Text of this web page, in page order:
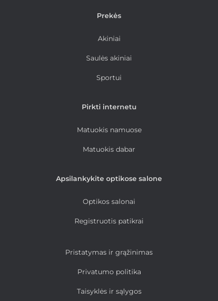
Prekės
Akiniai
Saulės akiniai
Sportui
Pirkti internetu
Matuokis namuose
Matuokis dabar
Apsilankykite optikose salone
Optikos salonai
Registruotis patikrai
Pristatymas ir grąžinimas
Privatumo politika
Taisyklės ir sąlygos